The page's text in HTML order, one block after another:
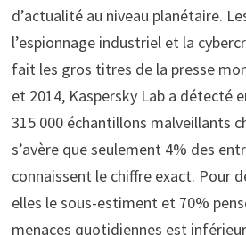
d’actualité au niveau planétaire.
l’espionnage industriel et la
fait les gros titres de la presse
et 2014, Kaspersky Lab a détecté
315 000 échantillons malveillants
s’avère que seulement 4% des
connaissent le chiffre exact. Pour
elles le sous-estiment et 70%
menaces quotidiennes est